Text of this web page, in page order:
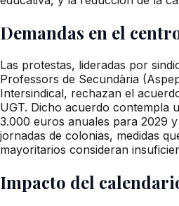
Demandas en el
Las protestas, lideradas por
Professors de Secundària
Intersindical, rechazan el
UGT. Dicho acuerdo contempla
3.000 euros anuales para 2029
jornadas de colonias, medidas
mayoritarios consideran
Impacto del